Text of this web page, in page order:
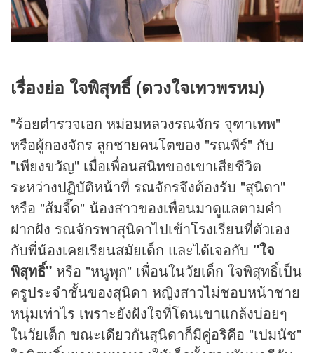
เรื่องย่อ ใจพิสุทธิ์ (ดวงใจเทวพรหม)
"ร้อยตำรวจเอก หม่อมหลวงรณจักร จุฑาเทพ"
หรือผู้กองจักร ลูกชายคนโตของ "รณพีร์" กับ
"เพียงขวัญ" เมื่อเพื่อนสนิทของเขาเสียชีวิต
ระหว่างปฏิบัติหน้าที่ รณจักรจึงต้องรับ "สุนิดา"
หรือ "ส้มจี๊ด" น้องสาวของเพื่อนมาดูแลตามคำ
ฝากฝัง รณจักรพาสุนิดาไปเข้าโรงเรียนที่ตัวเอง
กับพี่น้องเคยเรียนสมัยเด็ก และได้เจอกับ "ใจ
พิสุทธิ์" หรือ "หนูพุก" เพื่อนในวัยเด็ก ใจพิสุทธิ์เป็น
ครูประจำชั้นของสุนิดา หญิงสาวไม่ชอบหน้าชาย
หนุ่มเท่าไร เพราะยังฝังใจที่โดนเขาแกล้งบ่อยๆ
ในวัยเด็ก ขณะเดียวกันสุนิดาก็มีคู่อริคือ "เปมนัช"